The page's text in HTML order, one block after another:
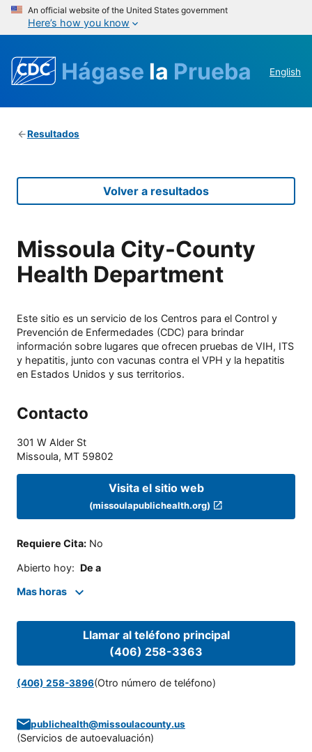
An official website of the United States government
Here’s how you know
Hágase la Prueba English
Resultados
Volver a resultados
Missoula City-County
Health Department
Este sitio es un servicio de los Centros para el Control y
Prevención de Enfermedades (CDC) para brindar
información sobre lugares que ofrecen pruebas de VIH, ITS
y hepatitis, junto con vacunas contra el VPH y la hepatitis
en Estados Unidos y sus territorios.
Contacto
301 W Alder St
Missoula, MT 59802
Visita el sitio web
(missoulapublichealth.org)
Requiere Cita: No
Abierto hoy: De a
Mas horas
Llamar al teléfono principal
(406) 258-3363
(406) 258-3896(Otro número de teléfono)
publichealth@missoulacounty.us
(Servicios de autoevaluación)